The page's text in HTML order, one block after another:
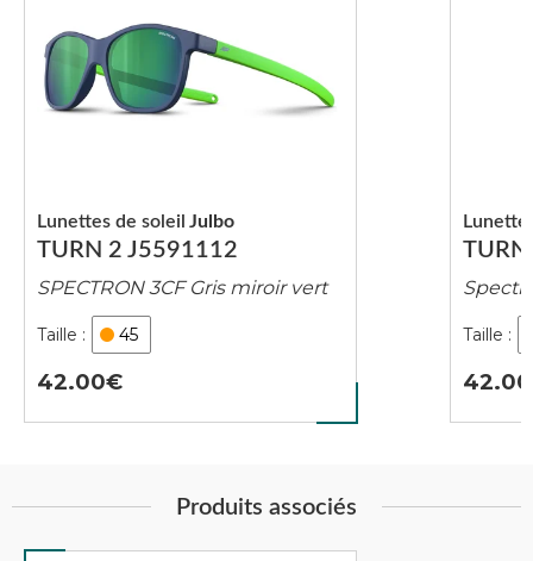
TURN 2 J5591112
Lunettes de soleil Julbo
SPECTRON 3CF Gris miroir vert
45
42.00 42.00
Produits associés